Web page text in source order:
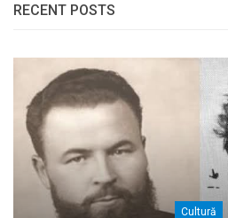
RECENT POSTS
Cultură